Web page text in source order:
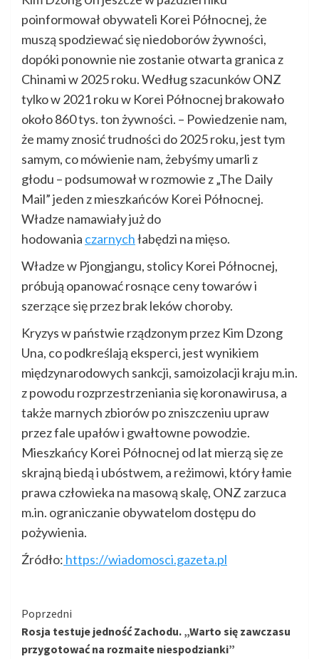
poinformował obywateli Korei Północnej, że
muszą spodziewać się niedoborów żywności,
dopóki ponownie nie zostanie otwarta granica z
Chinami w 2025 roku. Według szacunków ONZ
tylko w 2021 roku w Korei Północnej brakowało
około 860 tys. ton żywności. – Powiedzenie nam,
że mamy znosić trudności do 2025 roku, jest tym
samym, co mówienie nam, żebyśmy umarli z
głodu – podsumował w rozmowie z „The Daily
Mail” jeden z mieszkańców Korei Północnej.
Władze namawiały już do
hodowania czarnychłabędzi na mięso.
Władze w Pjongjangu, stolicy Korei Północnej,
próbują opanować rosnące ceny towarów i
szerzące się przez brak leków choroby.
Kryzys w państwie rządzonym przez Kim Dzong
Una, co podkreślają eksperci, jest wynikiem
międzynarodowych sankcji, samoizolacji kraju m.in.
z powodu rozprzestrzeniania się koronawirusa, a
także marnych zbiorów po zniszczeniu upraw
przez fale upałów i gwałtowne powodzie.
Mieszkańcy Korei Północnej od lat mierzą się ze
skrajną biedą i ubóstwem, a reżimowi, który łamie
prawa człowieka na masową skalę, ONZ zarzuca
m.in. ograniczanie obywatelom dostępu do
pożywienia.
Źródło: https://wiadomosci.gazeta.pl
Kontynuuj
czytanie
Poprzedni
Rosja testuje jedność Zachodu. „Warto się zawczasu
przygotować na rozmaite niespodzianki”